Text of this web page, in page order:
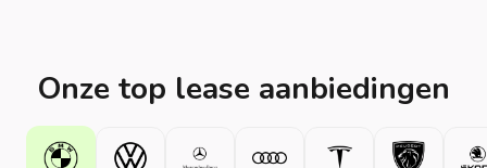
Onze top lease aanbiedingen